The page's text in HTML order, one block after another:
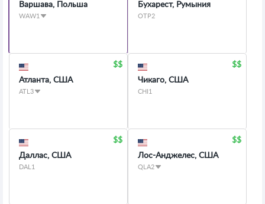
Варшава, Польша
WAW1
Бухарест, Румыния
OTP2
Атланта, США
ATL3
Чикаго, США
CHI1
Даллас, США
DAL1
Лос-Анджелес, США
QLA2